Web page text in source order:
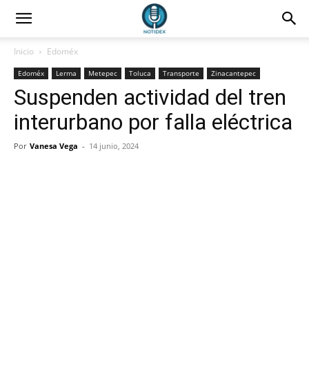
Inicio Edoméx
Edoméx Lerma Metepec Toluca Transporte Zinacantepec
Suspenden actividad del tren
interurbano por falla eléctrica
Por Vanesa Vega - 14 junio, 2024